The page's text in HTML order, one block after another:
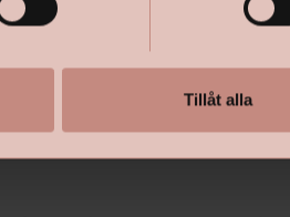
Tillåt alla
Specifikationer